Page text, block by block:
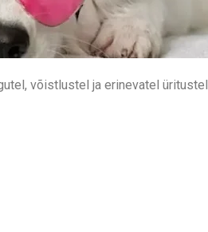
võistlustel ja erinevatel üritustel